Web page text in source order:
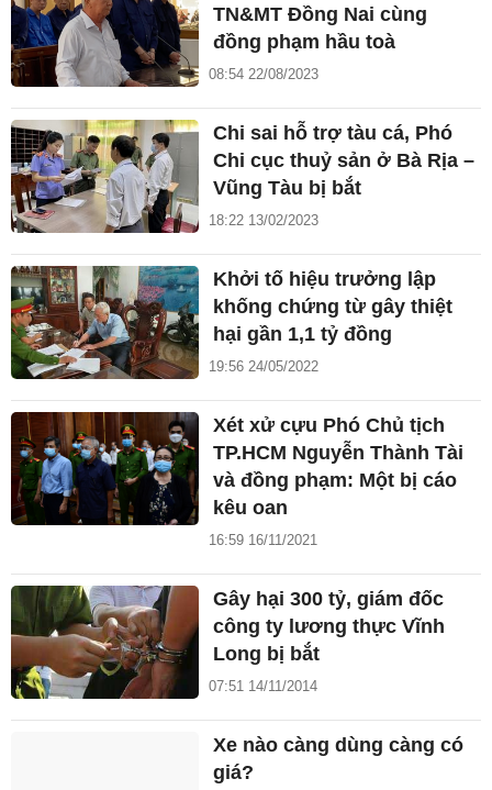
TN&MT Đồng Nai cùng
đồng phạm hầu toà
08:54 22/08/2023
Chi sai hỗ trợ tàu cá, Phó
Chi cục thuỷ sản ở Bà Rịa –
Vũng Tàu bị bắt
18:22 13/02/2023
Khởi tố hiệu trưởng lập
khống chứng từ gây thiệt
hại gần 1,1 tỷ đồng
19:56 24/05/2022
Xét xử cựu Phó Chủ tịch
TP.HCM Nguyễn Thành Tài
và đồng phạm: Một bị cáo
kêu oan
16:59 16/11/2021
Gây hại 300 tỷ, giám đốc
công ty lương thực Vĩnh
Long bị bắt
07:51 14/11/2014
Xe nào càng dùng càng có
giá?